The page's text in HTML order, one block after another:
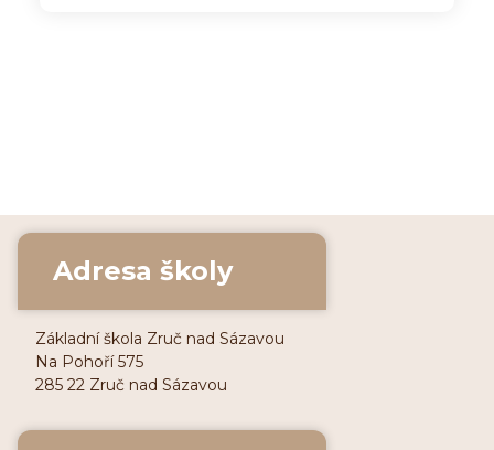
Adresa školy
Základní škola Zruč nad Sázavou
Na Pohoří 575
285 22 Zruč nad Sázavou